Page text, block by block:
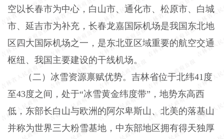
空以长春市为中心，白山市、通化市、松原市、白城
市、延吉市为补充，长春龙嘉国际机场是我国东北地
区四大国际机场之一，是东北亚区域重要的航空交通
枢纽、我国主要建设的干线机场。
（二）冰雪资源禀赋优势。吉林省位于北纬41 度
至43度之间，处于“冰雪黄金纬度带”，地势东高西
低，东部长白山与欧洲的阿尔卑斯山、北美的落基山
并称为世界三大粉雪基地，中东部地区拥有得天独厚